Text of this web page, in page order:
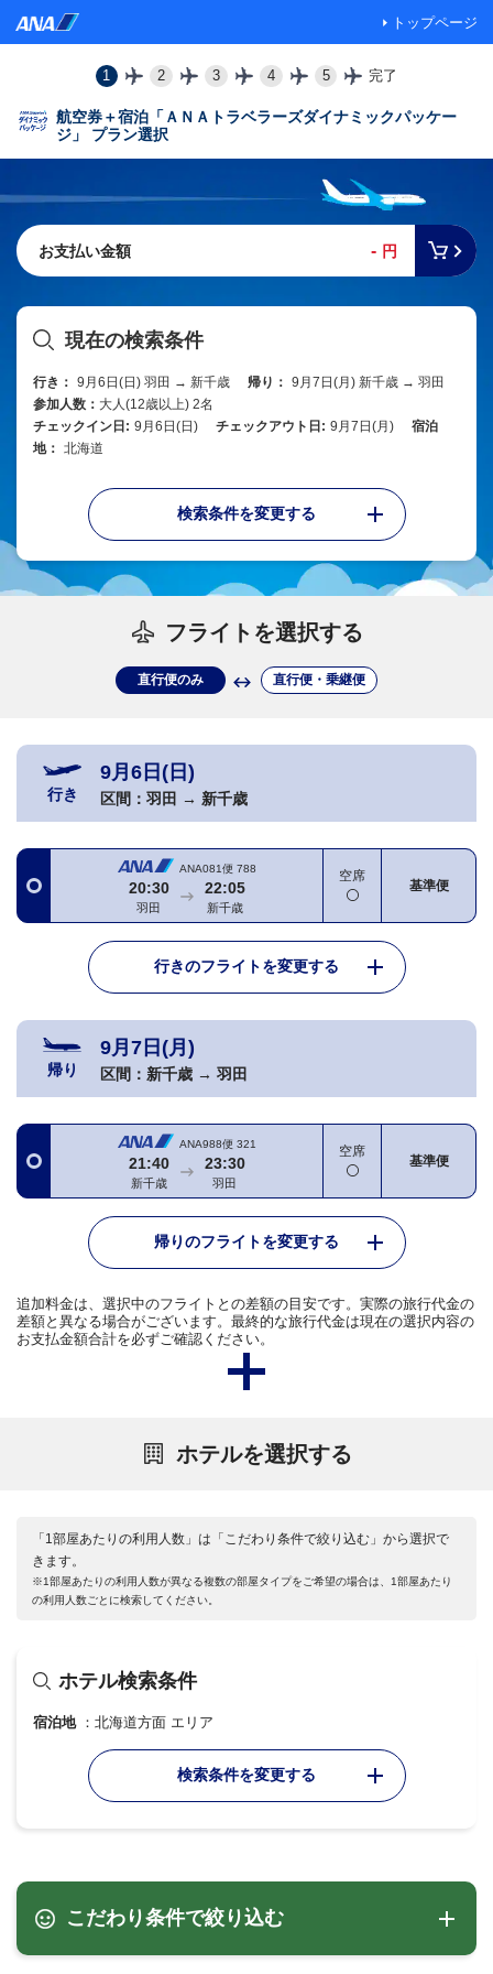
トップページ
1 2 3 4 5 完了
航空券＋宿泊「ＡＮＡトラベラーズダイナミックパッケー
ジ」 プラン選択
お支払い金額 - 円
現在の検索条件
行き： 9月6日(日) 羽田 → 新千歳 帰り： 9月7日(月) 新千歳 → 羽田
参加人数： 大人(12歳以上) 2名
チェックイン日: 9月6日(日) チェックアウト日: 9月7日(月)
宿泊
地： 北海道
検索条件を変更する
フライトを選択する
直行便のみ 直行便・乗継便
行き
9月6日(日)
区間： 羽田 → 新千歳
ANA081便 788
20:30
羽田
22:05
新千歳
空席
基準便
行きのフライトを変更する
帰り
9月7日(月)
区間： 新千歳 → 羽田
ANA988便 321
21:40
新千歳
23:30
羽田
空席
基準便
帰りのフライトを変更する
追加料金は、選択中のフライトとの差額の目安です。実際の旅行代金の
差額と異なる場合がございます。最終的な旅行代金は現在の選択内容の
お支払金額合計を必ずご確認ください。
ホテルを選択する
「1部屋あたりの利用人数」は「こだわり条件で絞り込む」から選択で
きます。
※1部屋あたりの利用人数が異なる複数の部屋タイプをご希望の場合は、1部屋あたり
の利用人数ごとに検索してください。
ホテル検索条件
宿泊地 北海道方面 エリア
検索条件を変更する
こだわり条件で絞り込む